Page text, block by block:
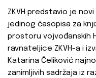
ZKVH predstavio je
jedinog časopisa za
prostoru vojvođanskih
ravnateljice ZKVH-a i
Katarina Čeliković
zanimljivih sadržaja iz